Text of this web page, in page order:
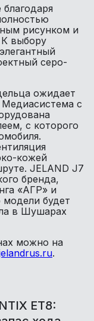
рисунком и
выбору
серо-
ожидает
с
с которого
кожей
JELAND J7
бренда,
«АГР» и
будет
в Шушарах
можно на
.
ET8: